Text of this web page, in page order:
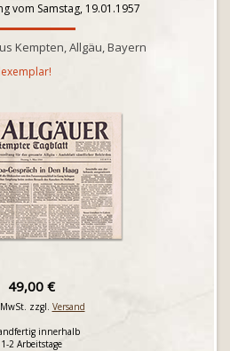
vom Samstag, 19.01.1957
Kempten, Allgäu, Bayern
49,00 €
zzgl. Versand
innerhalb
1-2 Arbeitstage